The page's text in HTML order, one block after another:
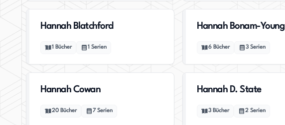
Hannah Blatchford
1 Bücher 1 Serien
Hannah Bonam-Young
6 Bücher 3 Serien
Hannah Cowan
20 Bücher 7 Serien
Hannah D. State
3 Bücher 2 Serien